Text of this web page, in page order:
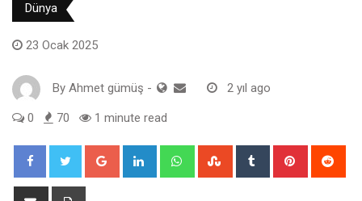
Dünya
23 Ocak 2025
By Ahmet gümüş - 2 yıl ago
0 70 1 minute read
Google+ LinkedIn WhatsappStumbleUpon
Tumblr Pinterest
Share